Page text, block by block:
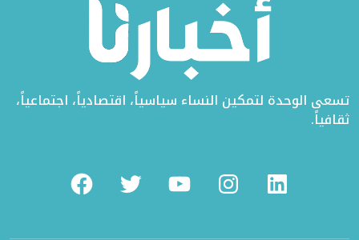
تسعى الوحدة لتمكين النساء سياسياً، اقتصادياً، اجتماعياً،
ثقافياً.
FacebookTwitterYoutubeInstagramLinkedin